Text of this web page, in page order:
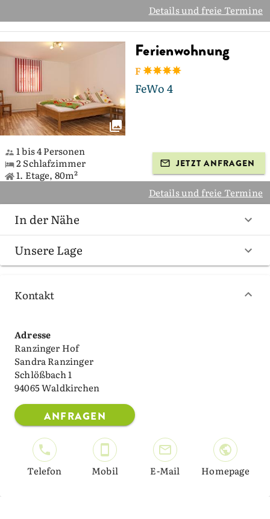
Details und freie Termine
Ferienwohnung
F
FeWo 4
1 bis 4 Personen
2 Schlafzimmer
1. Etage, 80m²
JETZT ANFRAGEN
Details und freie Termine
In der Nähe
Unsere Lage
Kontakt
Adresse
Ranzinger Hof
Sandra Ranzinger
Schlößbach 1
94065 Waldkirchen
ANFRAGEN
Telefon Mobil E-Mail Homepage